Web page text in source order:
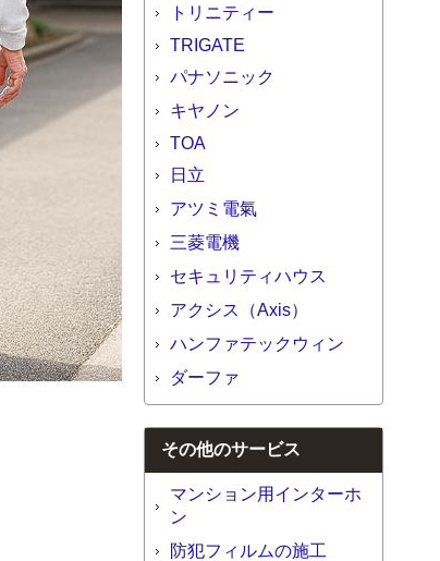
トリニティー
TRIGATE
パナソニック
キヤノン
TOA
日立
アツミ電氣
三菱電機
セキュリティハウス
アクシス（Axis）
ハンファテックウィン
ダーファ
その他のサービス
マンション用インターホ
ン
防犯フィルムの施工